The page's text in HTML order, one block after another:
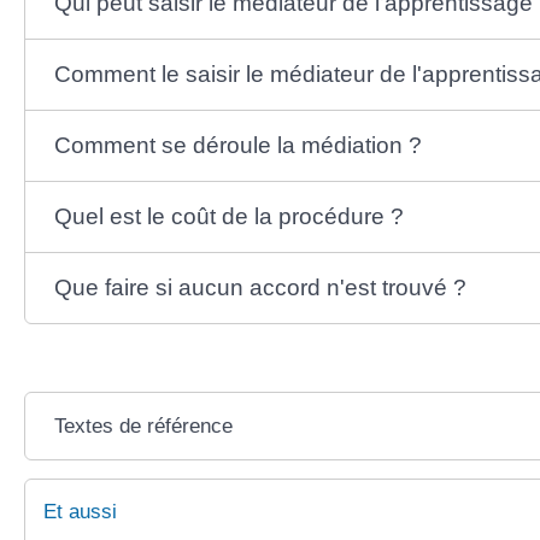
Comment le saisir le médiateur de
Comment se déroule la médiation ?
Quel est le coût de la procédure ?
Que faire si aucun accord n'est trouvé ?
Textes de référence
Et aussi